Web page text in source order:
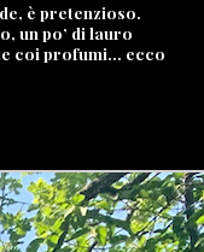
è pretenzioso.
un po’ di lauro
coi profumi… ecco